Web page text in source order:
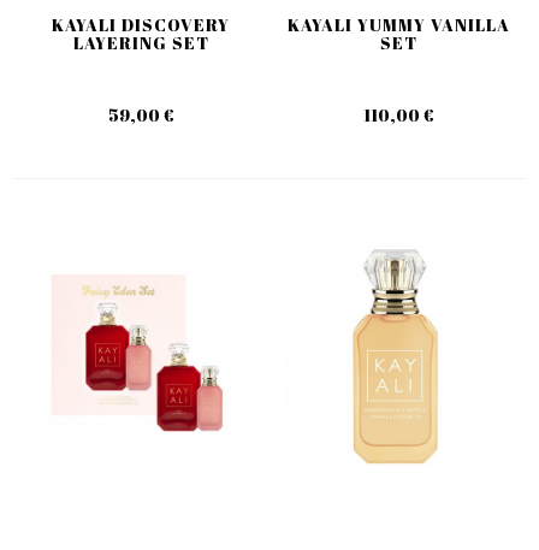
KAYALI DISCOVERY
LAYERING SET
59,00 €
KAYALI YUMMY VANILLA
SET
110,00 €